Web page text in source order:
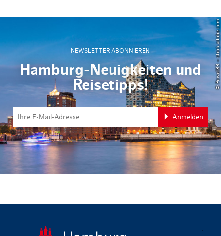
NEWSLETTER ABONNIEREN
Hamburg-Neuigkeiten und
Reisetipps!
Anmelden
© Powell83 – stock.adobe.com